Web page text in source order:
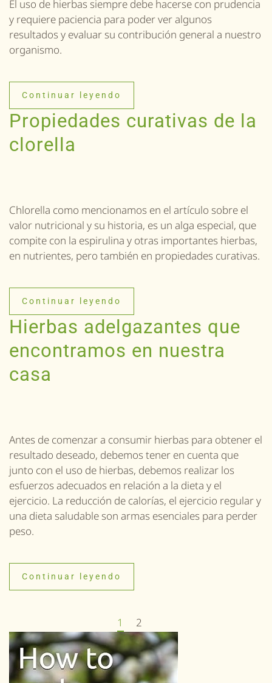
El uso de hierbas siempre debe hacerse con prudencia
y requiere paciencia para poder ver algunos
resultados y evaluar su contribución general a nuestro
organismo.
Continuar leyendo
Propiedades curativas de la
clorella
Chlorella como mencionamos en el artículo sobre el
valor nutricional y su historia, es un alga especial, que
compite con la espirulina y otras importantes hierbas,
en nutrientes, pero también en propiedades curativas.
Continuar leyendo
Hierbas adelgazantes que
encontramos en nuestra
casa
Antes de comenzar a consumir hierbas para obtener el
resultado deseado, debemos tener en cuenta que
junto con el uso de hierbas, debemos realizar los
esfuerzos adecuados en relación a la dieta y el
ejercicio. La reducción de calorías, el ejercicio regular y
una dieta saludable son armas esenciales para perder
peso.
Continuar leyendo
1 2